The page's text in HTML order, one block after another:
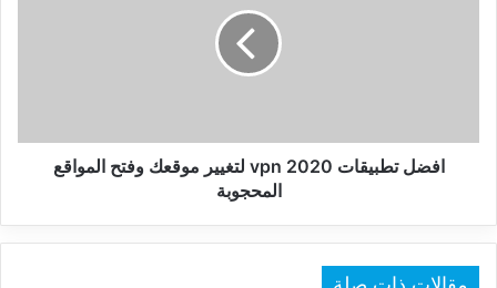
المحجوبة
افضل تطبيقات 2020 vpn لتغيير موقعك وفتح المواقع
المحجوبة